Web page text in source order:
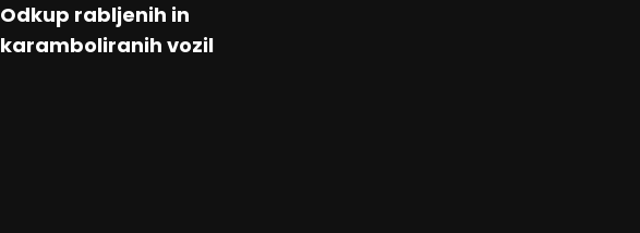
Odkup rabljenih in
karamboliranih vozil